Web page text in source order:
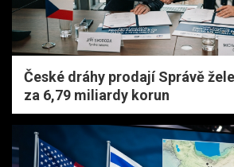
České dráhy prodají Správě
za 6,79 miliardy korun